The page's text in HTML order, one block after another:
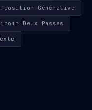
Générative
Deux Passes